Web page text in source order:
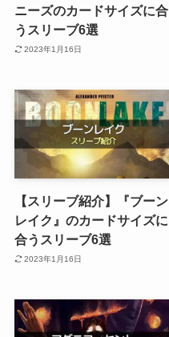
ニーズのカードサイズに合
うスリーブ6選
2023年1月16日
【スリーブ紹介】『ブーン
レイク』のカードサイズに
合うスリーブ6選
2023年1月16日